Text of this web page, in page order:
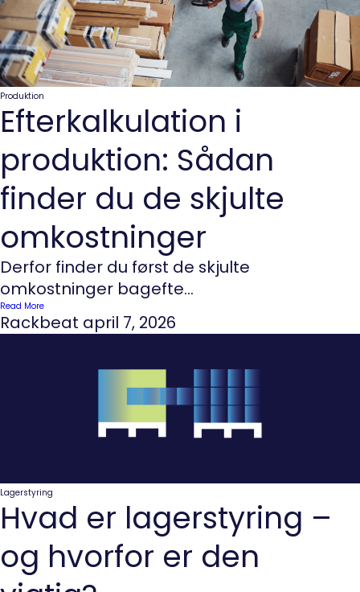
Produktion
Efterkalkulation i
produktion: Sådan
finder du de skjulte
omkostninger
Derfor finder du først de skjulte
omkostninger bagefte...
Read More
Rackbeat april 7, 2026
Lagerstyring
Hvad er lagerstyring –
og hvorfor er den